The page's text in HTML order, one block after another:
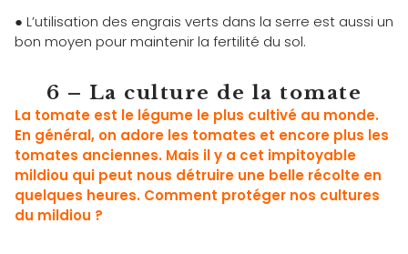
● L’utilisation des engrais verts dans la serre est aussi un
bon moyen pour maintenir la fertilité du sol.
6 – La culture de la tomate
La tomate est le légume le plus cultivé au monde.
En général, on adore les tomates et encore plus les
tomates anciennes. Mais il y a cet impitoyable
mildiou qui peut nous détruire une belle récolte en
quelques heures. Comment protéger nos cultures
du mildiou ?